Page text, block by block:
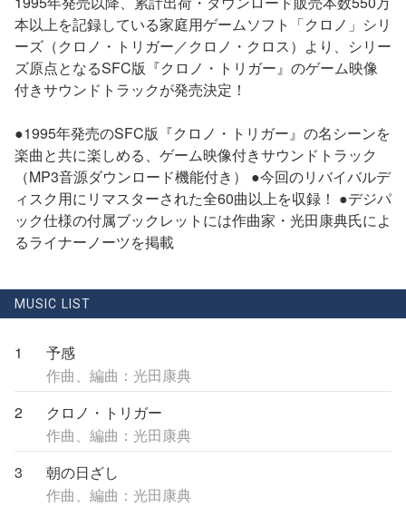
本以上を記録している家庭用ゲームソフト「クロノ」シリ
ーズ（クロノ・トリガー／クロノ・クロス）より、シリー
ズ原点となるSFC版『クロノ・トリガー』のゲーム映像
付きサウンドトラックが発売決定！
●1995年発売のSFC版『クロノ・トリガー』の名シーンを
楽曲と共に楽しめる、ゲーム映像付きサウンドトラック
（MP3音源ダウンロード機能付き） ●今回のリバイバルデ
ィスク用にリマスターされた全60曲以上を収録！ ●デジパ
ック仕様の付属ブックレットには作曲家・光田康典氏によ
るライナーノーツを掲載
MUSIC LIST
1
予感
作曲、編曲：光田康典
2
クロノ・トリガー
作曲、編曲：光田康典
3
朝の日ざし
作曲、編曲：光田康典